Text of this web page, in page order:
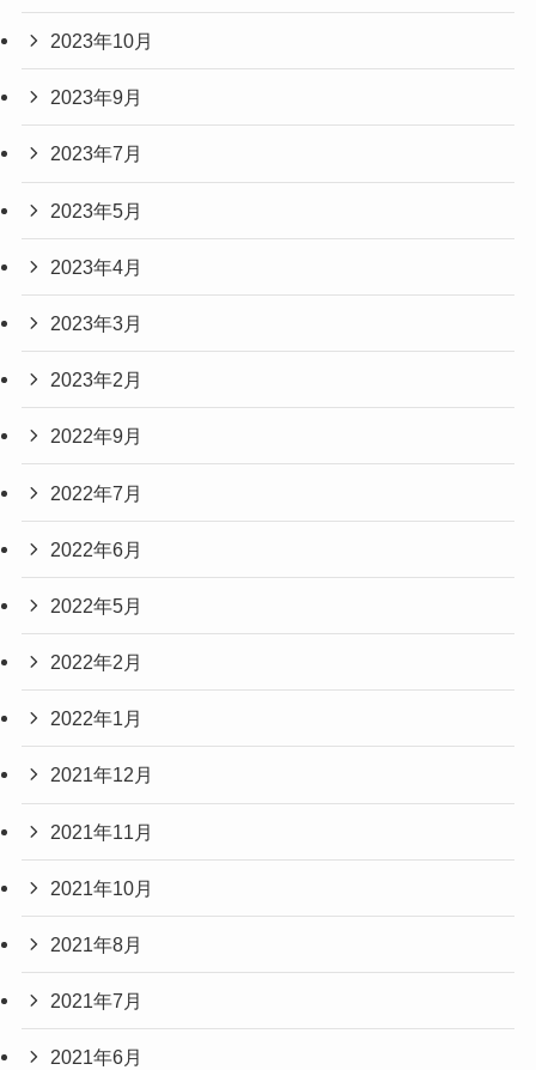
2023年10月
2023年9月
2023年7月
2023年5月
2023年4月
2023年3月
2023年2月
2022年9月
2022年7月
2022年6月
2022年5月
2022年2月
2022年1月
2021年12月
2021年11月
2021年10月
2021年8月
2021年7月
2021年6月